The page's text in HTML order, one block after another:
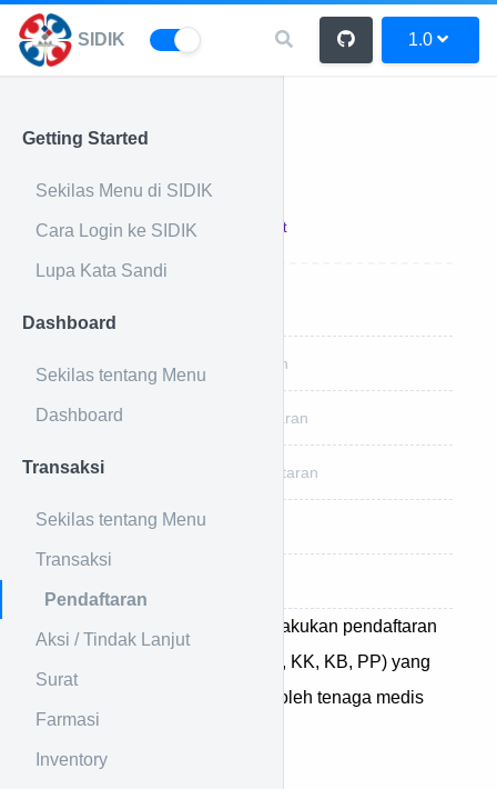
SIDIK 1.0
Getting Started
Sekilas Menu di SIDIK
Cara Login ke SIDIK
Lupa Kata Sandi
Dashboard
Sekilas tentang Menu
Dashboard
Transaksi
Sekilas tentang Menu
Transaksi
Pendaftaran
Aksi / Tindak Lanjut
Surat
Farmasi
Inventory
17 Feb 2023 Admin Print
Cara Merubah Data Pendaftaran
Cara Menghapus Data Pendaftaran
Cara Meng-Unlock Data Pendaftaran
Video
Menu ini digunakan untuk melakukan pendaftaran
semua transaksi (Rawat Jalan, KK, KB, PP) yang
nantinya akan ditindak lanjuti oleh tenaga medis